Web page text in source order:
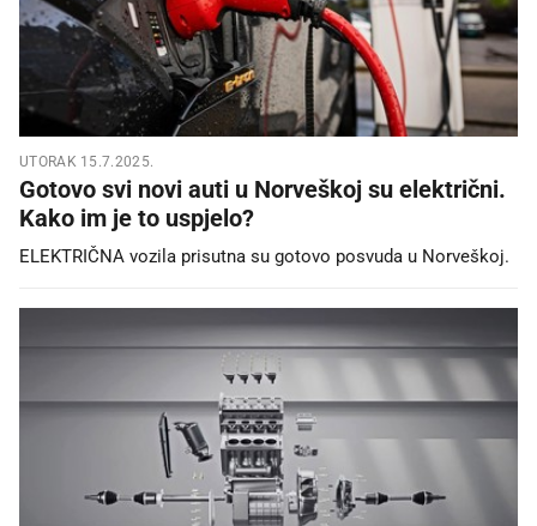
UTORAK 15.7.2025.
Gotovo svi novi auti u Norveškoj su električni.
Kako im je to uspjelo?
ELEKTRIČNA vozila prisutna su gotovo posvuda u Norveškoj.